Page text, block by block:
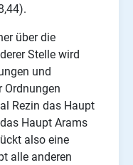
über die
Stelle wird
und
Ordnungen
Rezin das Haupt
Haupt Arams
also eine
alle anderen